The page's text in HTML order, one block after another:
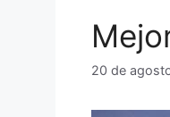
20 de